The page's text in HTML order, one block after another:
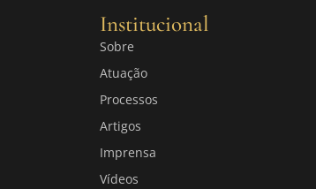
Institucional
Sobre
Atuação
Processos
Artigos
Imprensa
Vídeos